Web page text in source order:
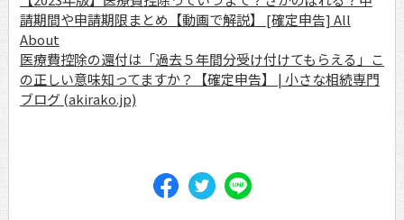
請期間や申請期限まとめ【動画で解説】 [確定申告] All
About
医療費控除の還付は「過去５年間分受け付けてもらえる」こ
の正しい意味知ってますか？【確定申告】 | 小さな相続専門
ブログ (akirako.jp)